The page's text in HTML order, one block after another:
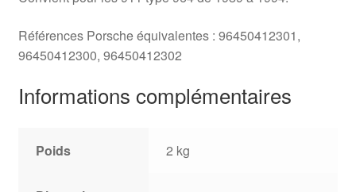
Références Porsche équivalentes : 96450412301,
96450412300, 96450412302
Informations complémentaires
Poids 2 kg